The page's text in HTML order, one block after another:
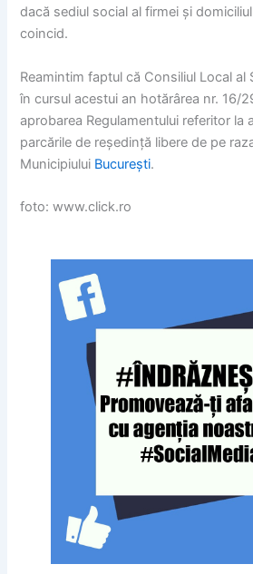
dacă sediul social al firmei și
coincid.
Reamintim faptul că Consiliul Local
în cursul acestui an hotărârea nr. 16/
aprobarea Regulamentului referitor la
parcările de reședință libere de pe
Municipiului București.
foto: www.click.ro